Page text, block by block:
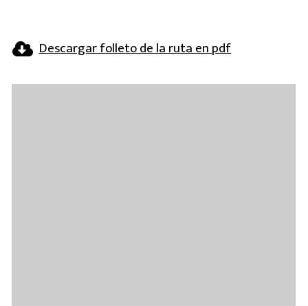
Descargar folleto de la ruta en pdf